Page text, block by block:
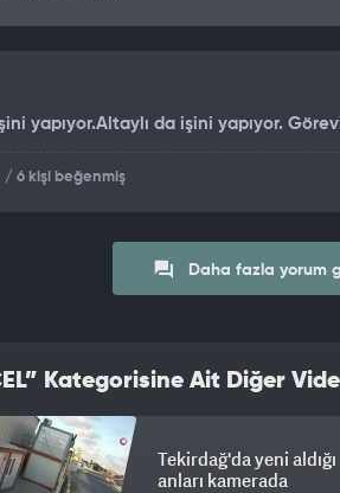
yapıyor.Altaylı da işini yapıyor.
/ 6 kişi beğenmiş
Daha fazla yorum
Kategorisine Ait Diğer
Tekirdağ'da yeni
anları kamerada